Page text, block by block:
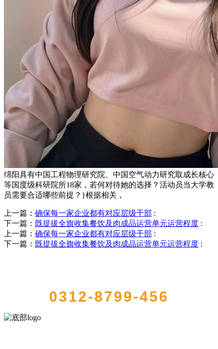
绵阳具有中国工程物理研究院、中国空气动力研究取成长核心
等国度级科研院所18家，若何对待她的选择？活动员当大学教
员需要合适哪些前提？}根据相关，
上一篇： 确保每一家企业都有对应层级干部 :
下一篇： 既提拔全旗收集餐饮及肉成品运营单元运营程度 :
上一篇： 确保每一家企业都有对应层级干部 :
下一篇： 既提拔全旗收集餐饮及肉成品运营单元运营程度 :
0312-8799-456